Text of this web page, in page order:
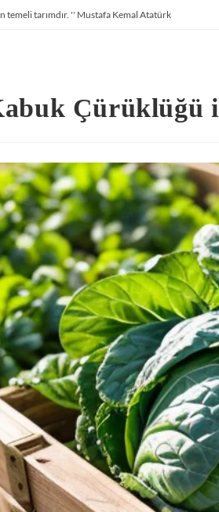
temeli tarımdır. '' Mustafa Kemal Atatürk
Çürüklüğü